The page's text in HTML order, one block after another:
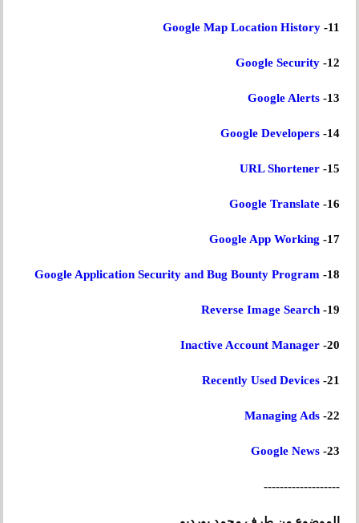
11-
Google Map Location History
12-
Google Security
13-
Google Alerts
14-
Google Developers
15-
URL Shortener
16-
Google Translate
17-
Google App Working
18-
Google Application Security and Bug Bounty Program
19-
Reverse Image Search
20-
Inactive Account Manager
21-
Recently Used Devices
22-
Managing Ads
23-
Google News
-------------------